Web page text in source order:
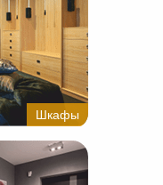
Шкафы